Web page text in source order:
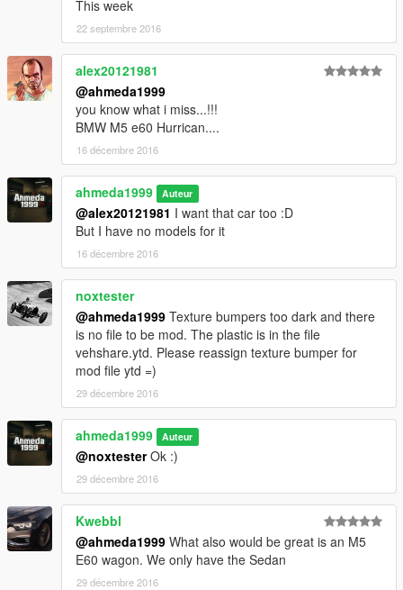
This week
22 septembre 2016
alex20121981
@ahmeda1999
you know what i miss...!!!
BMW M5 e60 Hurrican....
16 décembre 2016
ahmeda1999 Auteur
@alex20121981 I want that car too :D
But I have no models for it
16 décembre 2016
noxtester
@ahmeda1999 Texture bumpers too dark and there
is no file to be mod. The plastic is in the file
vehshare.ytd. Please reassign texture bumper for
mod file ytd =)
29 décembre 2016
ahmeda1999 Auteur
@noxtesterOk :)
29 décembre 2016
Kwebbl
@ahmeda1999 What also would be great is an M5
E60 wagon. We only have the Sedan
29 décembre 2016